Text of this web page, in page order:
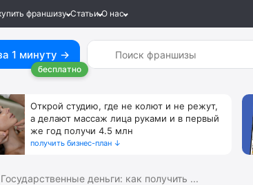
франшизу Статьи О нас
1 минуту →
бесплатно
Открой студию, где не колют и не режут,
а делают массаж лица руками и в первый
же год получи 4.5 млн
получить бизнес-план ↓
Государственные деньги: как получить ...